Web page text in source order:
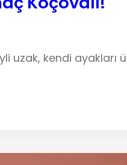
uzak, kendi ayakları